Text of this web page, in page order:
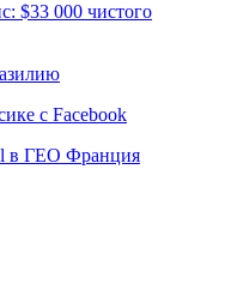
$33 000 чистого
с Facebook
в ГЕО Франция